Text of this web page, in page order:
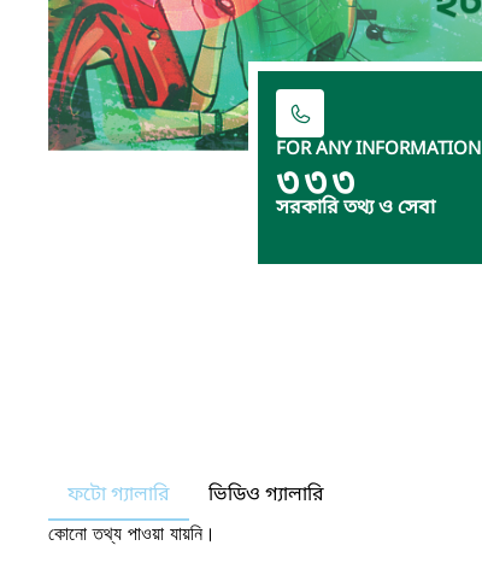
FOR ANY INFORMATION
৩৩৩
সরকারি তথ্য ও সেবা
ফটো গ্যালারি ভিডিও গ্যালারি
কোনো তথ্য পাওয়া যায়নি।